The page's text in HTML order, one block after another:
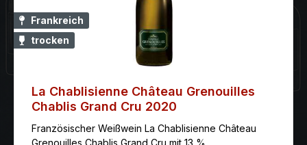
Frankreich
trocken
La Chablisienne Château Grenouilles
Chablis Grand Cru 2020
Französischer Weißwein La Chablisienne Château